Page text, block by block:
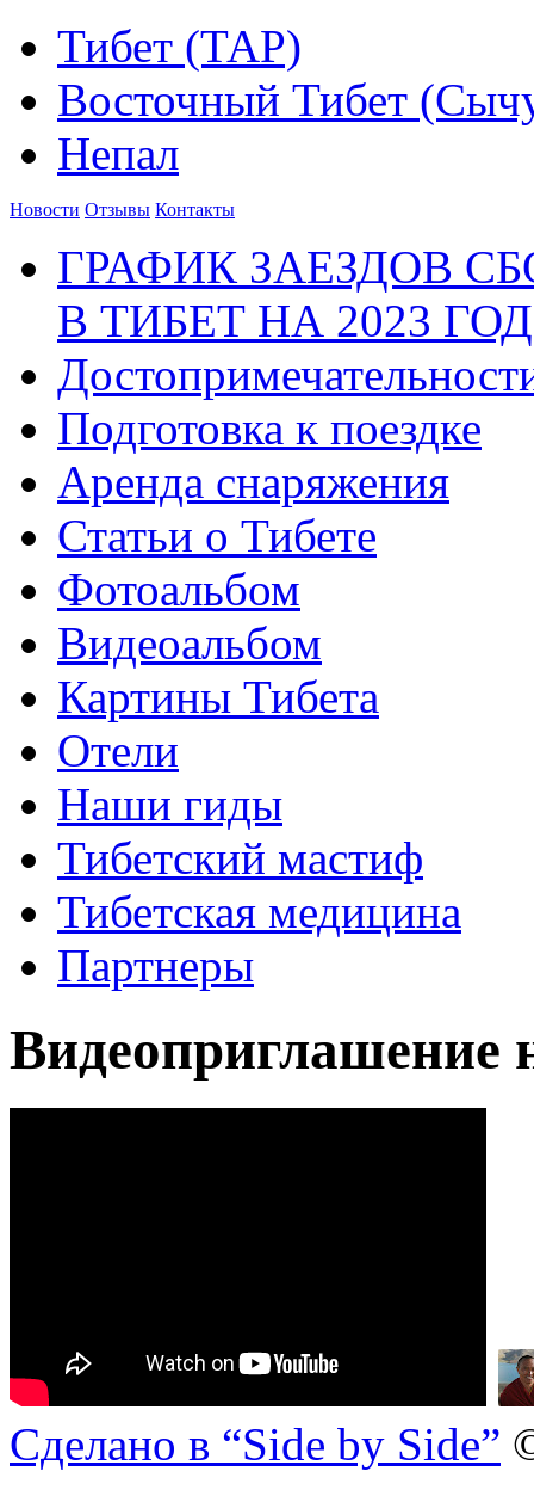
Тибет (ТАР)
Восточный Тибет
Непал
Новости Отзывы Контакты
ГРАФИК ЗАЕЗДОВ
В ТИБЕТ НА 2023 ГОД
Подготовка к поездке
Аренда снаряжения
Статьи о Тибете
Фотоальбом
Видеоальбом
Картины Тибета
Отели
Наши гиды
Тибетский мастиф
Тибетская медицина
Партнеры
Видеоприглашение
Сделано в “Side by Side”